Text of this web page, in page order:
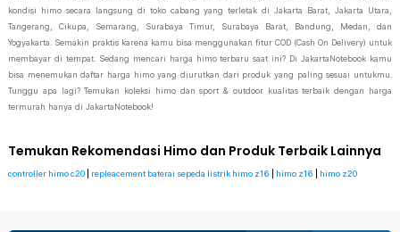
kondisi himo secara langsung di toko cabang yang terletak di Jakarta Barat, Jakarta Utara,
Tangerang, Cikupa, Semarang, Surabaya Timur, Surabaya Barat, Bandung, Medan, dan
Yogyakarta. Semakin praktis karena kamu bisa menggunakan fitur COD (Cash On Delivery) untuk
membayar di tempat. Sedang mencari harga himo terbaru saat ini? Di JakartaNotebook kamu
bisa menemukan daftar harga himo yang diurutkan dari produk yang paling sesuai untukmu.
Tunggu apa lagi? Temukan koleksi himo dan sport & outdoor kualitas terbaik dengan harga
termurah hanya di JakartaNotebook!
Temukan Rekomendasi Himo dan Produk Terbaik Lainnya
controller himo c20 repleacement baterai sepeda listrik himo z16 himo z16 himo z20